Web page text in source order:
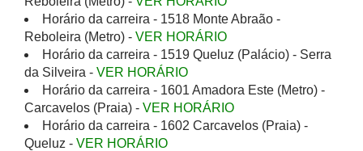
Horário da carreira - 1518 Monte Abraão -
Reboleira (Metro) - VER HORÁRIO
Horário da carreira - 1519 Queluz (Palácio) - Serra
da Silveira - VER HORÁRIO
Horário da carreira - 1601 Amadora Este (Metro) -
Carcavelos (Praia) - VER HORÁRIO
Horário da carreira - 1602 Carcavelos (Praia) -
Queluz - VER HORÁRIO